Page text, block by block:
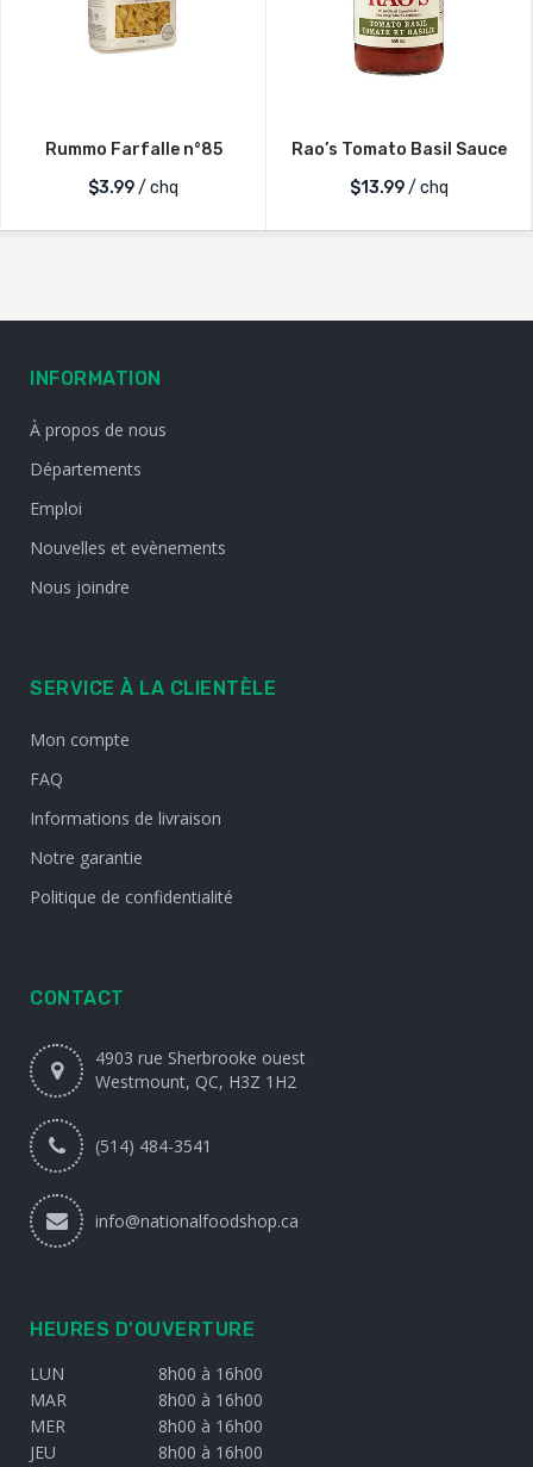
Rummo Farfalle n°85
$3.99/ chq
Rao’s Tomato Basil Sauce
$13.99/ chq
INFORMATION
À propos de nous
Départements
Emploi
Nouvelles et evènements
Nous joindre
SERVICE À LA CLIENTÈLE
Mon compte
FAQ
Informations de livraison
Notre garantie
Politique de confidentialité
CONTACT
4903 rue Sherbrooke ouest
Westmount, QC, H3Z 1H2
(514) 484-3541
info@nationalfoodshop.ca
HEURES D'OUVERTURE
LUN
8h00 à 16h00
MAR
8h00 à 16h00
MER
8h00 à 16h00
JEU
8h00 à 16h00